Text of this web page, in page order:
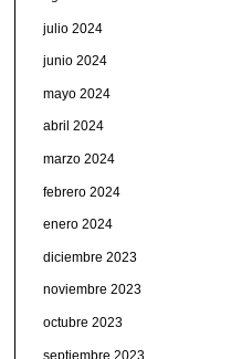
julio 2024
junio 2024
mayo 2024
abril 2024
marzo 2024
febrero 2024
enero 2024
diciembre 2023
noviembre 2023
octubre 2023
septiembre 2023